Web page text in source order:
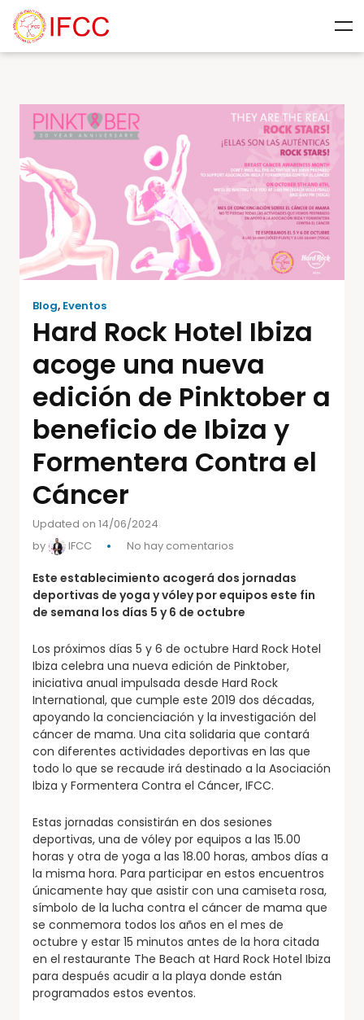
Blog, Eventos
Hard Rock Hotel Ibiza
acoge una nueva
edición de Pinktober a
beneficio de Ibiza y
Formentera Contra el
Cáncer
Updated on 14/06/2024
by
IFCC No hay comentarios
Este establecimiento acogerá dos jornadas
deportivas de yoga y vóley por equipos este fin
de semana los días 5 y 6 de octubre
Los próximos días 5 y 6 de octubre Hard Rock Hotel
Ibiza celebra una nueva edición de Pinktober,
iniciativa anual impulsada desde Hard Rock
International, que cumple este 2019 dos décadas,
apoyando la concienciación y la investigación del
cáncer de mama. Una cita solidaria que contará
con diferentes actividades deportivas en las que
todo lo que se recaude irá destinado a la Asociación
Ibiza y Formentera Contra el Cáncer, IFCC.
Estas jornadas consistirán en dos sesiones
deportivas, una de vóley por equipos a las 15.00
horas y otra de yoga a las 18.00 horas, ambos días a
la misma hora. Para participar en estos encuentros
únicamente hay que asistir con una camiseta rosa,
símbolo de la lucha contra el cáncer de mama que
se conmemora todos los años en el mes de
octubre y estar 15 minutos antes de la hora citada
en el restaurante The Beach at Hard Rock Hotel Ibiza
para después acudir a la playa donde están
programados estos eventos.